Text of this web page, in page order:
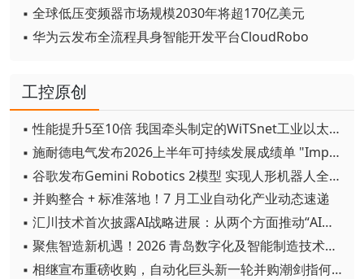
▪ 全球低压变频器市场规模2030年将超170亿美元
▪ 华为云发布全流程具身智能开发平台CloudRobo
工控原创
▪ 性能提升5至10倍 我国牵头制定的WiTSnet工业以太网国际标准正式发布
▪ 施耐德电气发布2026上半年可持续发展成绩单 "Impact 2030"路线图开局稳健
▪ 谷歌发布Gemini Robotics 2模型 实现人形机器人全身智能控制突破
▪ 并购整合 + 标准落地！7 月工业自动化产业动态速递
▪ 汇川技术首次披露AI战略进展：从两个方面推动“AI业务化”落地
▪ 聚焦智造新机遇！2026 青岛数字化及智能制造技术论坛圆满落幕
▪ 相继宣布重磅收购，自动化巨头新一轮并购潮剑指何方？